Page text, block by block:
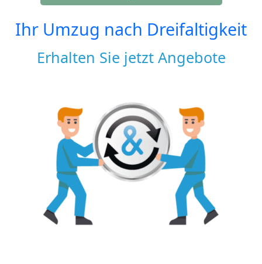
Ihr Umzug nach Dreifaltigkeit
Erhalten Sie jetzt Angebote